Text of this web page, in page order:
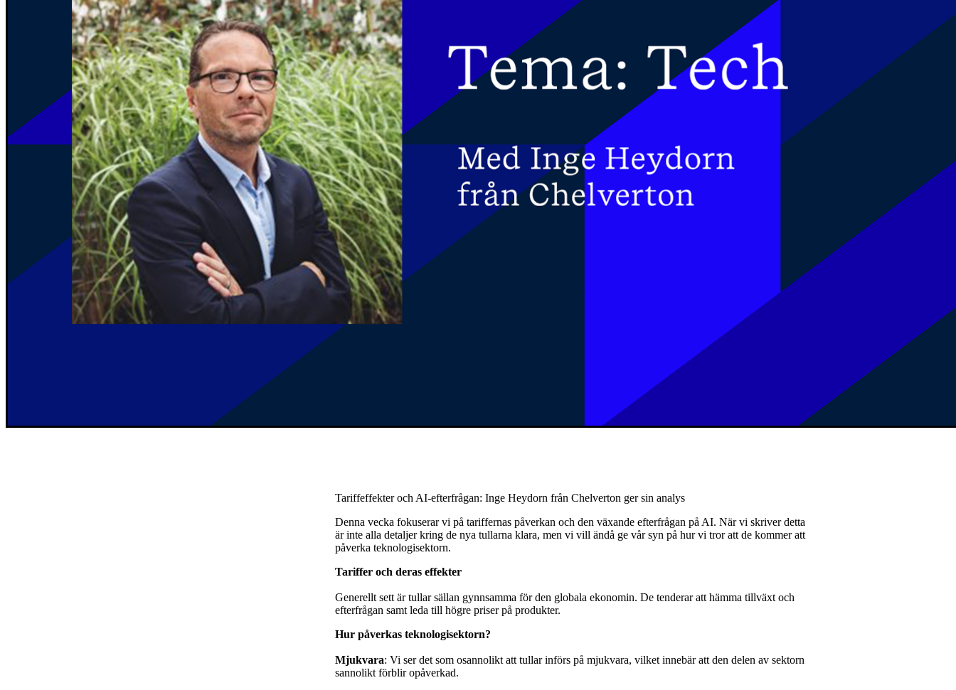
Tariffeffekter och AI-efterfrågan: Inge Heydorn från Chelverton ger sin analys
Denna vecka fokuserar vi på tariffernas påverkan och den växande efterfrågan på AI. När vi skriver detta
är inte alla detaljer kring de nya tullarna klara, men vi vill ändå ge vår syn på hur vi tror att de kommer att
påverka teknologisektorn.
Tariffer och deras effekter
Generellt sett är tullar sällan gynnsamma för den globala ekonomin. De tenderar att hämma tillväxt och
efterfrågan samt leda till högre priser på produkter.
Hur påverkas teknologisektorn?
Mjukvara: Vi ser det som osannolikt att tullar införs på mjukvara, vilket innebär att den delen av sektorn
sannolikt förblir opåverkad.